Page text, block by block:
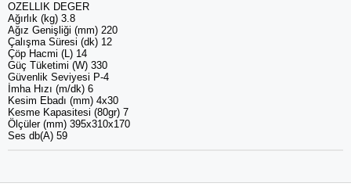
OZELLIK DEGER
Ağırlık (kg) 3.8
Ağız Genişliği (mm) 220
Çalışma Süresi (dk) 12
Çöp Hacmi (L) 14
Güç Tüketimi (W) 330
Güvenlik Seviyesi P-4
İmha Hızı (m/dk) 6
Kesim Ebadı (mm) 4x30
Kesme Kapasitesi (80gr) 7
Ölçüler (mm) 395x310x170
Ses db(A) 59